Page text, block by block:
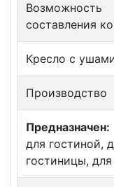
Возможность
составления
Кресло с
Производство
Предназначен:
для гостиной,
гостиницы,